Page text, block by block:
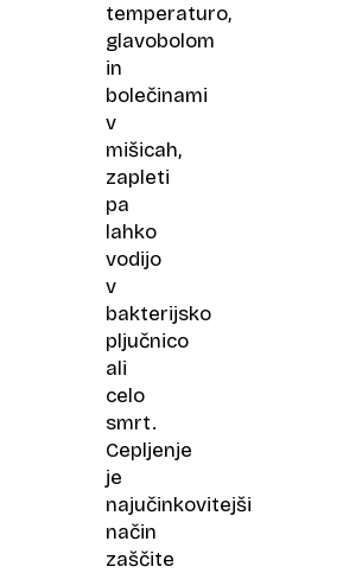
temperaturo,
glavobolom
in
bolečinami
v
mišicah,
zapleti
pa
lahko
vodijo
v
bakterijsko
pljučnico
ali
celo
smrt.
Cepljenje
je
najučinkovitejši
način
zaščite